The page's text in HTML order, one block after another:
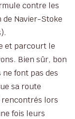
contre les
de Navier-Stoke
et parcourt le
Bien sûr, bon
font pas des
sa route
lors
fois leurs